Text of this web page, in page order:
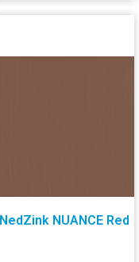
NedZink NUANCE Red